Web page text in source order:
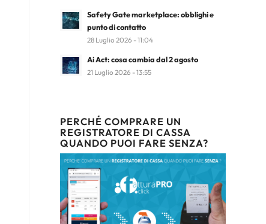
Safety Gate marketplace: obblighi e
punto di contatto
28 Luglio 2026 - 11:04
Ai Act: cosa cambia dal 2 agosto
21 Luglio 2026 - 13:55
PERCHÉ COMPRARE UN
REGISTRATORE DI CASSA
QUANDO PUOI FARE SENZA?